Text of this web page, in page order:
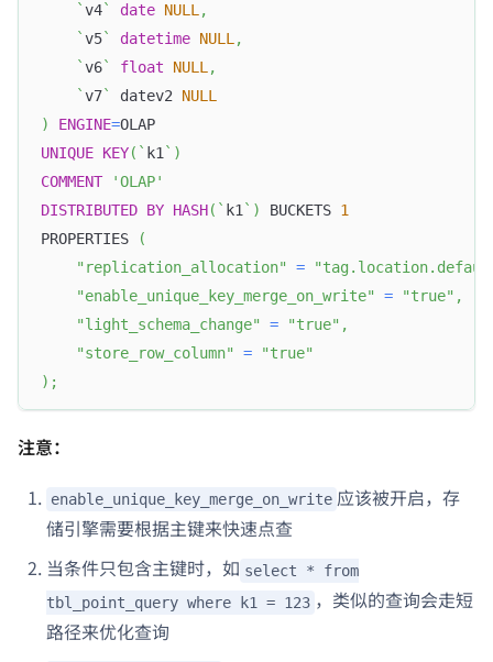
`v4` date NULL ,
`v5` datetime NULL ,
`v6` float NULL ,
`v7` datev2 NULL
)
ENGINE=OLAP
UNIQUE KEY( ` k1 ` )
COMMENT
'OLAP'
DISTRIBUTED BY HASH( ` k1 ` ) BUCKETS 1
PROPERTIES
(
"replication_allocation"
=
"enable_unique_key_merge_on_write"
= "true" ,
"light_schema_change"
= "true" ,
"store_row_column"
=
"true"
) ;
注意：
enable_unique_key_merge_on_write 应该被开启，存
储引擎需要根据主键来快速点查
当条件只包含主键时，如 select * from
tbl_point_query where k1 = 123 ，类似的查询会走短
路径来优化查询